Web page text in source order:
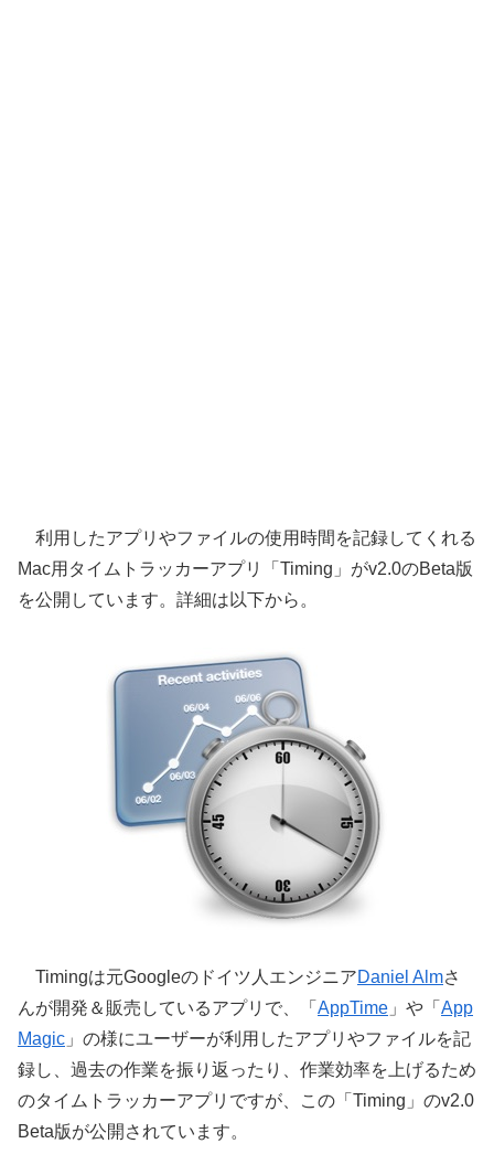
利用したアプリやファイルの使用時間を記録してくれる
Mac用タイムトラッカーアプリ「Timing」がv2.0のBeta版
を公開しています。詳細は以下から。
Timingは元Googleのドイツ人エンジニアDaniel Almさ
んが開発＆販売しているアプリで、「 AppTime 」や「 App
Magic 」の様にユーザーが利用したアプリやファイルを記
録し、過去の作業を振り返ったり、作業効率を上げるため
のタイムトラッカーアプリですが、この「Timing」のv2.0
Beta版が公開されています。